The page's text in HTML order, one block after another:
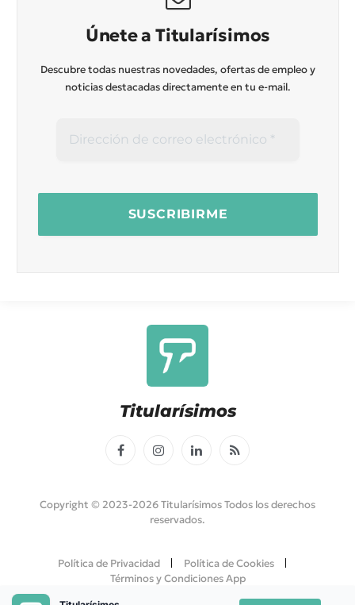
Únete a Titularísimos
Descubre todas nuestras novedades, ofertas de empleo y
noticias destacadas directamente en tu e-mail.
Titularísimos
FacebookInstagramLinkedInRSS
Copyright © 2023-2026 Titularísimos Todos los derechos
reservados.
Política de Privacidad
Política de Cookies
Términos y Condiciones App